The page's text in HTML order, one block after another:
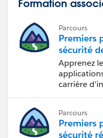
Is the response signed?
Is the assertion
Is the correct
Exception: Cannot
Formation
Parcours
Premiers
sécurité
Apprenez
carrière
Parcours
Premiers
sécurité